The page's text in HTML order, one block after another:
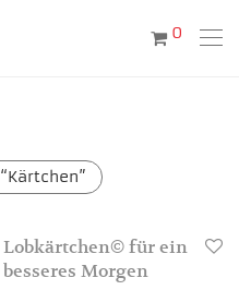
0
“Kärtchen”
Lobkärtchen© für ein
besseres Morgen